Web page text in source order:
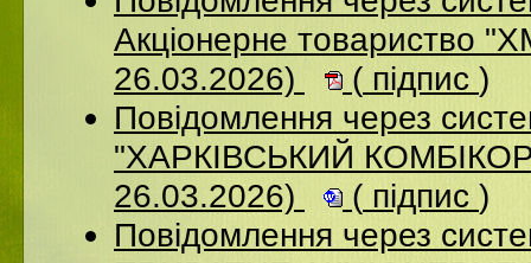
Акціонерне
26.03.2026)
( підпис )
Повідомлення через
"ХАРКІВСЬКИЙ
26.03.2026)
( підпис )
Повідомлення через